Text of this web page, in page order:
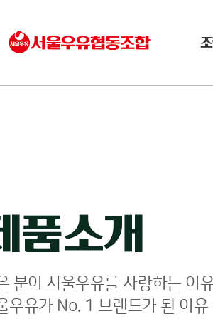
품소개
분이 서울우유를 사랑하는 이
우유가 No. 1 브랜드가 된 이